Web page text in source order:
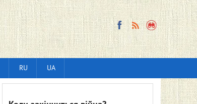
RU UA